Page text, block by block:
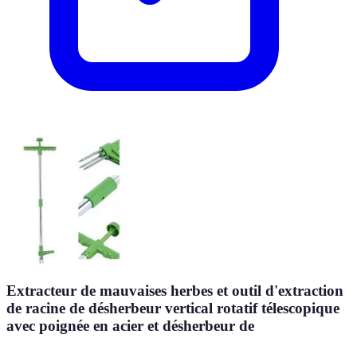
Extracteur de mauvaises herbes et outil d'extraction
de racine de désherbeur vertical rotatif télescopique
avec poignée en acier et désherbeur de